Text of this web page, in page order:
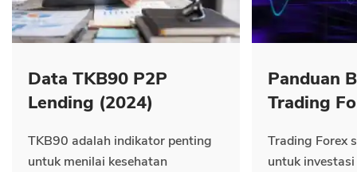
Data TKB90 P2P
Lending (2024)
TKB90 adalah indikator penting
untuk menilai kesehatan
Panduan
Trading
Trading Forex
untuk